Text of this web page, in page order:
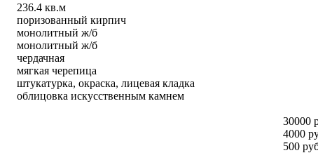
236.4 кв.м
поризованный кирпич
монолитный ж/б
монолитный ж/б
чердачная
мягкая черепица
штукатурка, окраска, лицевая кладка
облицовка искусственным камнем
30000
4000
500